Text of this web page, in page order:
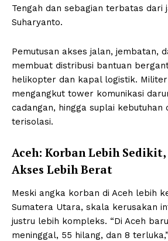
Tengah dan sebagian terbatas dari
Suharyanto.
Pemutusan akses jalan, jembatan,
membuat distribusi bantuan
helikopter dan kapal logistik.
mengangkut tower komunikasi
cadangan, hingga suplai
terisolasi.
Aceh: Korban Lebih
Akses Lebih Berat
Meski angka korban di Aceh lebih
Sumatera Utara, skala kerusakan
justru lebih kompleks. “Di Aceh
meninggal, 55 hilang, dan 8